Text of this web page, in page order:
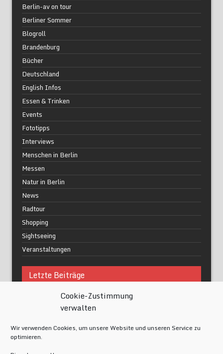
Cookie-Zustimmung
verwalten
Wir verwenden Cookies, um unsere Website und unseren Service zu
optimieren.
Berlin-av on tour
Berliner Sommer
Blogroll
Brandenburg
Bücher
Deutschland
English Infos
Essen & Trinken
Events
Fototipps
Interviews
Menschen in Berlin
Messen
Natur in Berlin
News
Radtour
Shopping
Sightseeing
Veranstaltungen
Letzte Beiträge
Was macht urbane Lebensqualität wirklich aus?
Grüne Oasen in Berlin
Festival of Lights Berlin 2024
Gesund schlafen im modernen Alltag